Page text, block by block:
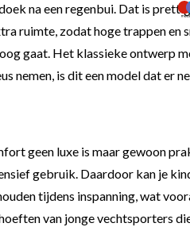
na een regenbui. Dat is
ruimte, zodat hoge trappen
gaat. Het klassieke ontwerp
is dit een model dat er
geen luxe is maar gewoon
gebruik. Daardoor kan je
tijdens inspanning, wat
van jonge vechtsporters